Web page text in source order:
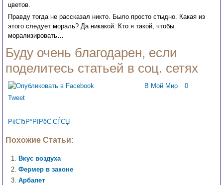
цветов.
Правду тогда не рассказал никто. Было просто стыдно. Какая из
этого следует мораль? Да никакой. Кто я такой, чтобы
морализировать…
Буду очень благодарен, если
поделитесь статьей в соц. сетях
В Мой Мир
0
Tweet
РќСЂР°РІРёС‚СЃСЏ
Похожие Статьи:
Вкус воздуха
Фермер в законе
Арбалет